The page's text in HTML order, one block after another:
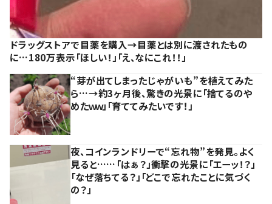
ドラッグストアで目薬を購入→目薬とは別に渡されたもの
に…180万表示「ほしい！」「え、なにこれ！！」
“芽が出てしまったじゃがいも”を植えてみた
ら…→約3ヶ月後、驚きの光景に「捨てるのや
めたｗｗ」「育ててみたいです！」
夜、コインランドリーで“忘れ物”を発見。よく
見ると……「はぁ？」衝撃の光景に「エーッ！？」
「なぜ落ちてる？」「どこで忘れたことに気づく
の？」